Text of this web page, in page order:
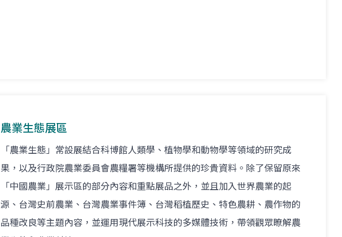
農業生態展區
「農業生態」常設展結合科博館人類學、植物學和動物學等領域的研究成
果，以及行政院農業委員會農糧署等機構所提供的珍貴資料。除了保留原來
「中國農業」展示區的部分內容和重點展品之外，並且加入世界農業的起
源、台灣史前農業、台灣農業事件簿、台灣稻植歷史、特色農耕、農作物的
品種改良等主題內容，並運用現代展示科技的多媒體技術，帶領觀眾瞭解農